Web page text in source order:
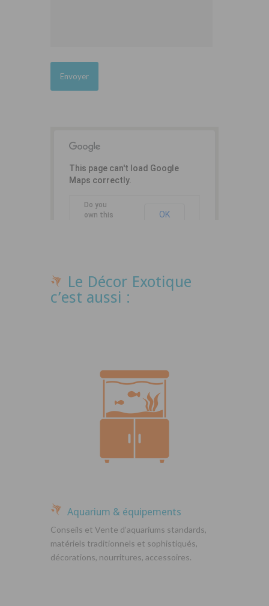
This page can't load Google
Maps correctly.
Do you
own this
OK
Le Décor Exotique
c’est aussi :
Aquarium & équipements
Conseils et Vente d’aquariums standards,
matériels traditionnels et sophistiqués,
décorations, nourritures, accessoires.